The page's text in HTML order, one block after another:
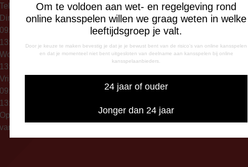
Om te voldoen aan wet- en regelgeving rond
online kansspelen willen we graag weten in welke
leeftijdsgroep je valt.
Door je keuze te maken bevestig je dat je je bewust bent van de risico's van online kansspelen
en dat je momenteel niet bent uitgesloten van deelname aan kansspelen bij online
kansspelaanbieders.
24 jaar of ouder
Jonger dan 24 jaar
Telefonisch bereikbaar op:
Dinsdag
09:00 - 12:15 uur
13:00 - 17:00 uur
Woensdag
13:00 - 17:00 uur
Vrijdag
09:00 - 12:15 uur
13:00 - 17:00 uur
Op thuiswedstrijddagen bereikbaar
vanaf 13:00 - 20:00 uur